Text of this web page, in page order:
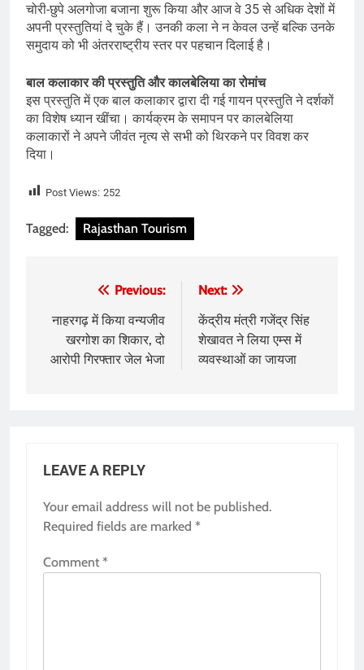
चोरी-छुपे अलगोजा बजाना शुरू किया और आज वे 35 से अधिक देशों में
अपनी प्रस्तुतियां दे चुके हैं। उनकी कला ने न केवल उन्हें बल्कि उनके
समुदाय को भी अंतरराष्ट्रीय स्तर पर पहचान दिलाई है।
बाल कलाकार की प्रस्तुति और कालबेलिया का रोमांच
इस प्रस्तुति में एक बाल कलाकार द्वारा दी गई गायन प्रस्तुति ने दर्शकों
का विशेष ध्यान खींचा। कार्यक्रम के समापन पर कालबेलिया
कलाकारों ने अपने जीवंत नृत्य से सभी को थिरकने पर विवश कर
दिया।
Post Views: 252
Tagged: Rajasthan Tourism
navigation
Previous:
नाहरगढ़ में किया वन्यजीव
खरगोश का शिकार, दो
आरोपी गिरफ्तार जेल भेजा
Next:
केंद्रीय मंत्री गजेंद्र सिंह
शेखावत ने लिया एम्स में
व्यवस्थाओं का जायजा
LEAVE A REPLY
Your email address will not be published.
Required fields are marked *
Comment *